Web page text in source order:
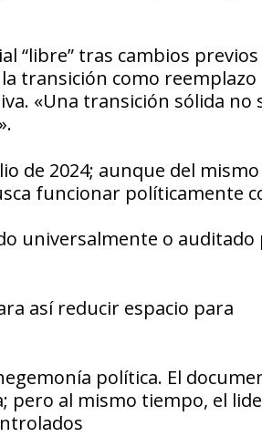
“libre” tras cambios previos
transición como reemplazo
«Una transición sólida no
de 2024; aunque del mismo
funcionar políticamente
universalmente o auditado
así reducir espacio para
política. El
pero al mismo tiempo, el